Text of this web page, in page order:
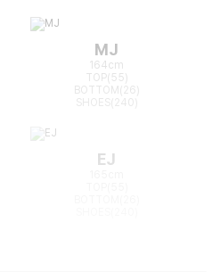
MJ
164cm
TOP(55)
BOTTOM(26)
EJ